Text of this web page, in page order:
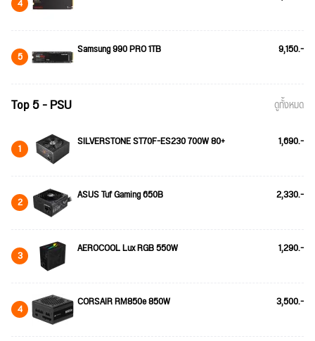
4
5 Samsung 990 PRO 1TB 9,150.-
Top 5 - PSU ดูทั้งหมด
1 SILVERSTONE ST70F-ES230 700W 80+ 1,690.-
2 ASUS Tuf Gaming 650B 2,330.-
3 AEROCOOL Lux RGB 550W 1,290.-
4 CORSAIR RM850e 850W 3,500.-